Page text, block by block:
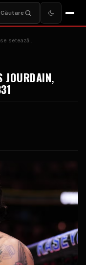
Căutare
setează...
JOURDAIN,